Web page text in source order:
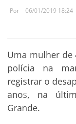
Por 06/01/2019 18:24
Uma mulher de
polícia na
registrar o
anos, na
Grande.